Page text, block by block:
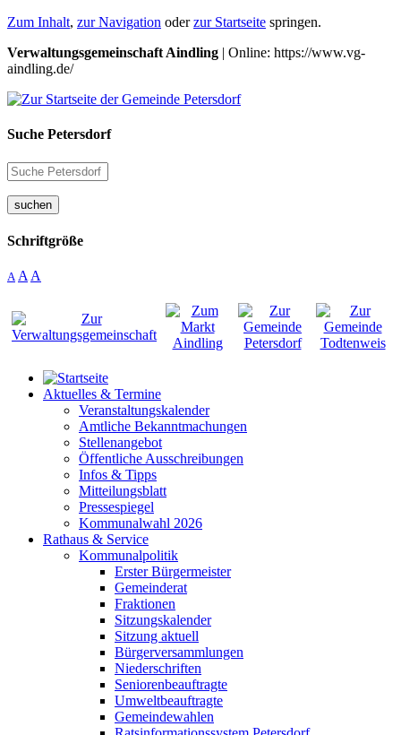
Zum Inhalt, zur Navigation oderzur Startseite springen.
Verwaltungsgemeinschaft Aindling | Online: https://www.vg-
aindling.de/
Suche Petersdorf
suchen
Schriftgröße
A A A
Aktuelles & Termine
Veranstaltungskalender
Amtliche Bekanntmachungen
Stellenangebot
Öffentliche Ausschreibungen
Infos & Tipps
Mitteilungsblatt
Pressespiegel
Kommunalwahl 2026
Rathaus & Service
Kommunalpolitik
Erster Bürgermeister
Gemeinderat
Fraktionen
Sitzungskalender
Sitzung aktuell
Bürgerversammlungen
Niederschriften
Seniorenbeauftragte
Umweltbeauftragte
Gemeindewahlen